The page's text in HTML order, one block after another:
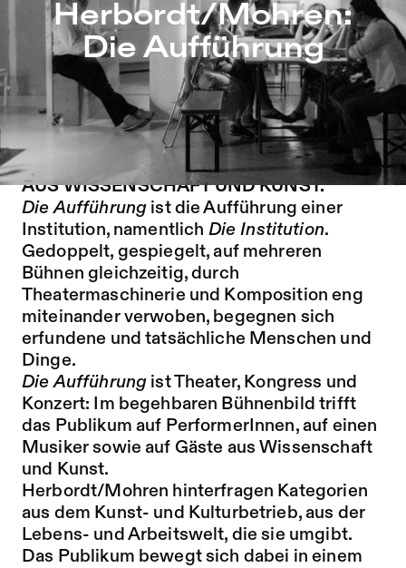
Zu Programm springen
Zu Aktuelles springen
Zu Seiten springen
Herbordt/Mohren: Die Aufführung – Sophiensæle |
Herbordt/Mohren:
Die Aufführung
IN EINEM BEGEHBAREN BÜHNENBILD
TRIFFT DAS PUBLIKUM AUF PERFOR-
MERINNEN, EINEN MUSIKER UND GÄSTE
AUS WISSENSCHAFT UND KUNST.
Die Aufführung ist die Aufführung einer
Institution, namentlich Die Institution.
Gedoppelt, gespiegelt, auf mehreren
Bühnen gleichzeitig, durch
Theatermaschinerie und Komposition eng
miteinander verwoben, begegnen sich
erfundene und tatsächliche Menschen und
Dinge.
Die Aufführung ist Theater, Kongress und
Konzert: Im begehbaren Bühnenbild trifft
das Publikum auf PerformerInnen, auf einen
Musiker sowie auf Gäste aus Wissenschaft
und Kunst.
Herbordt/Mohren hinterfragen Kategorien
aus dem Kunst- und Kulturbetrieb, aus der
Lebens- und Arbeitswelt, die sie umgibt.
Das Publikum bewegt sich dabei in einem